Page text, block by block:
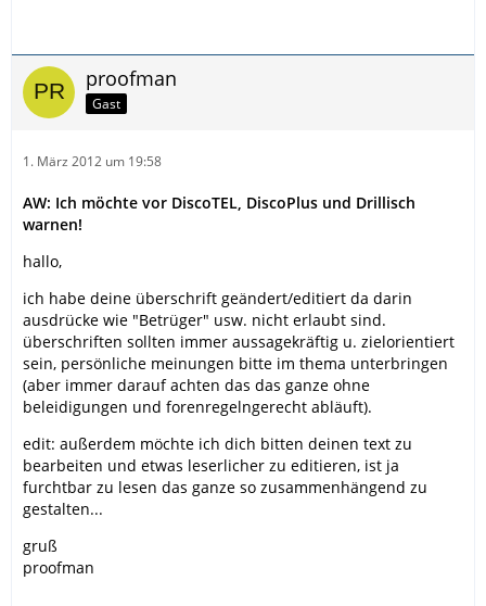
proofman
Gast
1. März 2012 um 19:58
AW: Ich möchte vor DiscoTEL, DiscoPlus und Drillisch
warnen!
hallo,
ich habe deine überschrift geändert/editiert da darin
ausdrücke wie "Betrüger" usw. nicht erlaubt sind.
überschriften sollten immer aussagekräftig u. zielorientiert
sein, persönliche meinungen bitte im thema unterbringen
(aber immer darauf achten das das ganze ohne
beleidigungen und forenregelngerecht abläuft).
edit: außerdem möchte ich dich bitten deinen text zu
bearbeiten und etwas leserlicher zu editieren, ist ja
furchtbar zu lesen das ganze so zusammenhängend zu
gestalten...
gruß
proofman